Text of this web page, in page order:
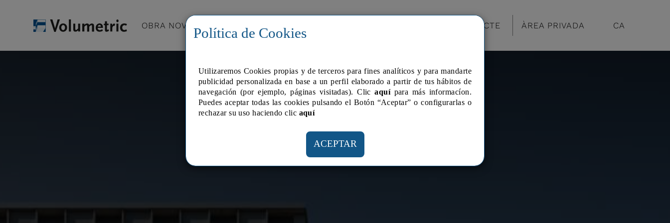
OBRA NOVA ALTRES INMOBLES CONTACTE ÀREA PRIVADA CA
Política de Cookies
Utilizaremos Cookies propias y de terceros para fines analí­ticos y para mandarte
publicidad personalizada en base a un perfil elaborado a partir de tus hábitos de
navegación (por ejemplo, páginas visitadas). Clicaquípara más informacíon.
Puedes aceptar todas las cookies pulsando el Botón “Aceptar” o configurarlas o
rechazar su uso haciendo clic aquí­
ACEPTAR